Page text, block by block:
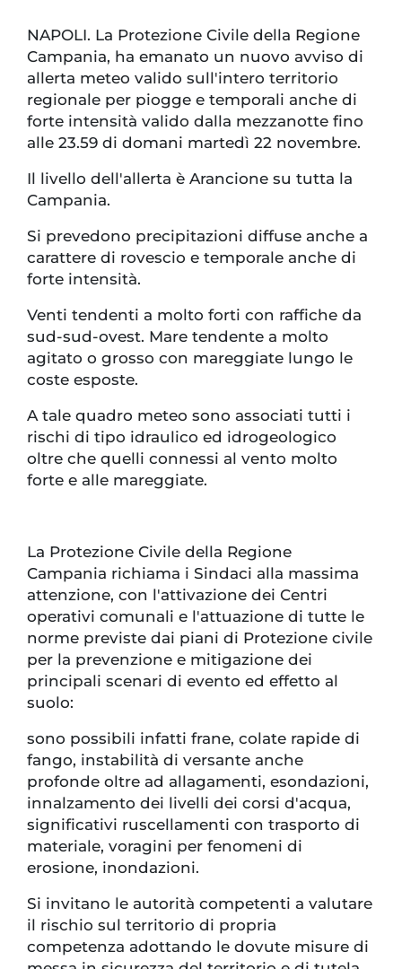
NAPOLI. La Protezione Civile della Regione
Campania, ha emanato un nuovo avviso di
allerta meteo valido sull'intero territorio
regionale per piogge e temporali anche di
forte intensità valido dalla mezzanotte fino
alle 23.59 di domani martedì 22 novembre.
Il livello dell'allerta è Arancione su tutta la
Campania.
Si prevedono precipitazioni diffuse anche a
carattere di rovescio e temporale anche di
forte intensità.
Venti tendenti a molto forti con raffiche da
sud-sud-ovest. Mare tendente a molto
agitato o grosso con mareggiate lungo le
coste esposte.
A tale quadro meteo sono associati tutti i
rischi di tipo idraulico ed idrogeologico
oltre che quelli connessi al vento molto
forte e alle mareggiate.
La Protezione Civile della Regione
Campania richiama i Sindaci alla massima
attenzione, con l'attivazione dei Centri
operativi comunali e l'attuazione di tutte le
norme previste dai piani di Protezione civile
per la prevenzione e mitigazione dei
principali scenari di evento ed effetto al
suolo:
sono possibili infatti frane, colate rapide di
fango, instabilità di versante anche
profonde oltre ad allagamenti, esondazioni,
innalzamento dei livelli dei corsi d'acqua,
significativi ruscellamenti con trasporto di
materiale, voragini per fenomeni di
erosione, inondazioni.
Si invitano le autorità competenti a valutare
il rischio sul territorio di propria
competenza adottando le dovute misure di